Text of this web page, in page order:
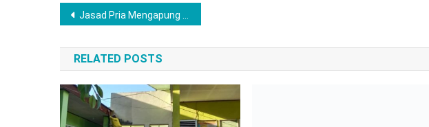
Navigasi
pos
Jasad Pria Mengapung di Sungai Gadingrejo Ternyata Mbah Kaliman yang Hilang Sejak 19 Januari
RELATED POSTS